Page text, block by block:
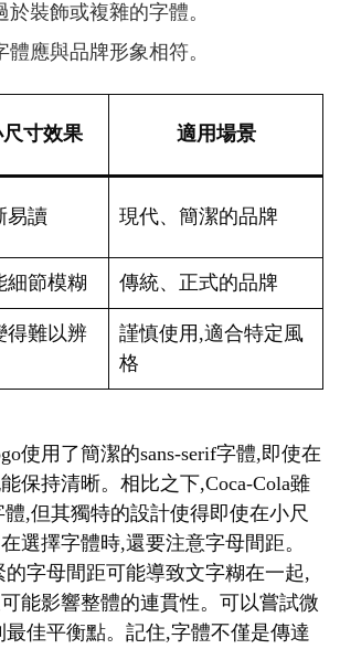
裝飾或複雜的字體。
應與品牌形象相符。
寸效果 適用場景
易讀 現代、簡潔的品牌
細節模糊 傳統、正式的品牌
得難以辨
謹慎使用,適合特定風
格
使用了簡潔的sans-serif字體,即使在
保持清晰。相比之下,Coca-Cola雖
,但其獨特的設計使得即使在小尺
選擇字體時,還要注意字母間距。
字母間距可能導致文字糊在一起,
能影響整體的連貫性。可以嘗試微
佳平衡點。記住,字體不僅是傳達